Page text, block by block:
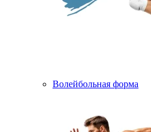
Волейбольная форма